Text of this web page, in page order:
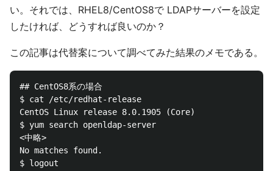
い。それでは、RHEL8/CentOS8で LDAPサーバーを設定
したければ、どうすれば良いのか？
この記事は代替案について調べてみた結果のメモである。
## CentOS8系の場合
$ cat /etc/redhat-release
CentOS Linux release 8.0.1905 (Core)
$ yum search openldap-server
<中略>
No matches found.
$ logout